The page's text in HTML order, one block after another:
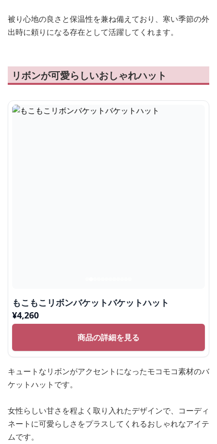
被り心地の良さと保温性を兼ね備えており、寒い季節の外
出時に頼りになる存在として活躍してくれます。
リボンが可愛らしいおしゃれハット
もこもこリボンバケットバケットハット
¥4,260
商品の詳細を見る
キュートなリボンがアクセントになったモコモコ素材のバ
ケットハットです。
女性らしい甘さを程よく取り入れたデザインで、コーディ
ネートに可愛らしさをプラスしてくれるおしゃれなアイテ
ムです。